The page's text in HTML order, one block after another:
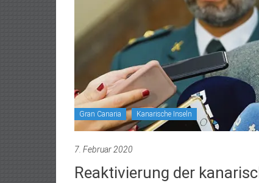
Gran Canaria Kanarische Inseln
7. Februar 2020
Reaktivierung der